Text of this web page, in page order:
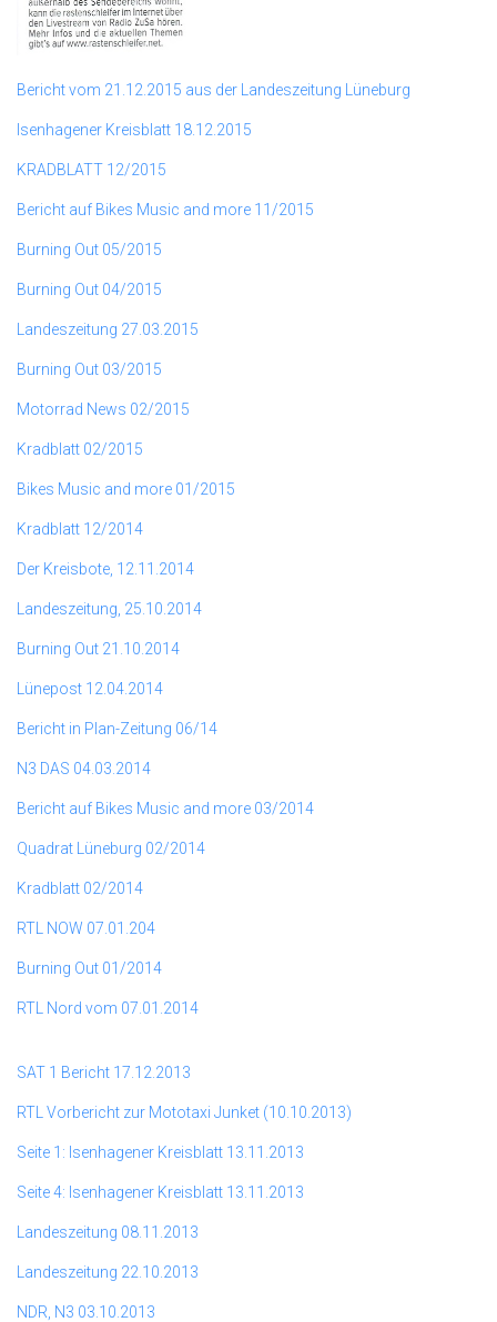
Bericht vom 21.12.2015 aus der Landeszeitung Lüneburg
Isenhagener Kreisblatt 18.12.2015
KRADBLATT 12/2015
Bericht auf Bikes Music and more 11/2015
Burning Out 05/2015
Burning Out 04/2015
Landeszeitung 27.03.2015
Burning Out 03/2015
Motorrad News 02/2015
Kradblatt 02/2015
Bikes Music and more 01/2015
Kradblatt 12/2014
Der Kreisbote, 12.11.2014
Landeszeitung, 25.10.2014
Burning Out 21.10.2014
Lünepost 12.04.2014
Bericht in Plan-Zeitung 06/14
N3 DAS 04.03.2014
Bericht auf Bikes Music and more 03/2014
Quadrat Lüneburg 02/2014
Kradblatt 02/2014
RTL NOW 07.01.204
Burning Out 01/2014
RTL Nord vom 07.01.2014
SAT 1 Bericht 17.12.2013
RTL Vorbericht zur Mototaxi Junket (10.10.2013)
Seite 1: Isenhagener Kreisblatt 13.11.2013
Seite 4: Isenhagener Kreisblatt 13.11.2013
Landeszeitung 08.11.2013
Landeszeitung 22.10.2013
NDR, N3 03.10.2013